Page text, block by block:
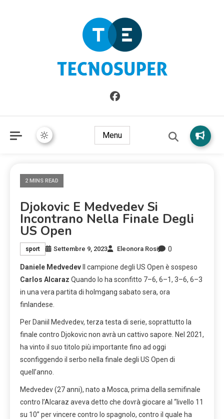
TecnoSuper.net
Informazioni sull'Italia. Seleziona gli argomenti di cui vuoi
saperne di più
Menu
2 MINS READ
Djokovic E Medvedev Si
Incontrano Nella Finale Degli
US Open
sport Settembre 9, 2023 Eleonora Rosi 0
Daniele Medvedev Il campione degli US Open è sospeso
Carlos Alcaraz Quando lo ha sconfitto 7–6, 6–1, 3–6, 6–3
in una vera partita di holmgang sabato sera, ora
finlandese.
Per Daniil Medvedev, terza testa di serie, soprattutto la
finale contro Djokovic non avrà un cattivo sapore. Nel 2021,
ha vinto il suo titolo più importante fino ad oggi
sconfiggendo il serbo nella finale degli US Open di
quell’anno.
Medvedev (27 anni), nato a Mosca, prima della semifinale
contro l’Alcaraz aveva detto che dovrà giocare al “livello 11
su 10” per vincere contro lo spagnolo, contro il quale ha